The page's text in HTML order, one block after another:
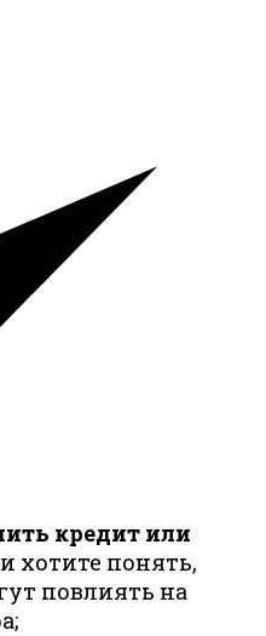
кредит или
и хотите понять,
повлиять на